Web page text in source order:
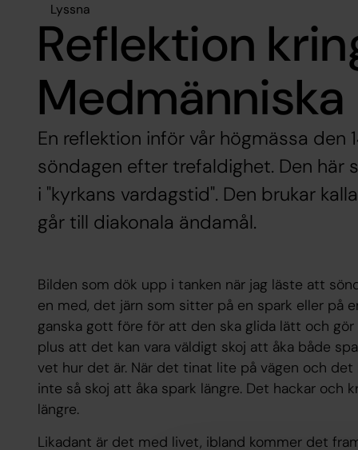
Lyssna
Reflektion
Medmänniska
En reflektion inför vår högmässa
söndagen efter trefaldighet. Den här
i "kyrkans vardagstid". Den brukar
går till diakonala ändamål.
Bilden som dök upp i tanken när jag läste att
en med, det järn som sitter på en spark eller på
ganska gott före för att den ska glida lätt och
plus att det kan vara väldigt skoj att åka både
vet hur det är. När det tinat lite på vägen och
inte så skoj att åka spark längre. Det hackar och
längre.
Likadant är det med livet, ibland kommer det